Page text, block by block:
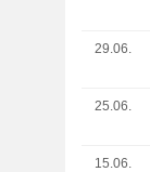
29.06.
25.06.
15.06.